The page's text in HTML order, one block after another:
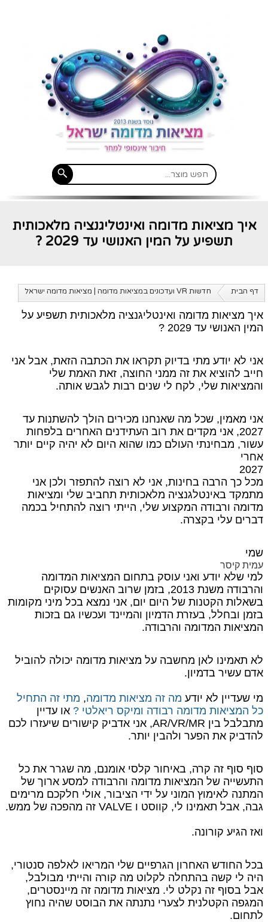
איך מציאות מדומה ואינטליגנציה מלאכותית
תשפיע על המין האנושי עד 2029 ?
דף הבית חדשות VR ועדכונים במציאות מדומה | מציאות מדומה ישראל
איך מציאות מדומה ואינטליגנציה מלאכותית תשפיע על
המין האנושי עד 2029 ?
אני לא יודע מתי בדיוק תקראו את הכתבה הזאת, אבל אני
חייב להוציא את זה ממני החוצה, זאת האמת שלי
והמציאות שלי, לקח לי שנים רבות לגבש אותה.
אני מאמין, שכל מה שאנחנו מכירים הולך להשתנות עד
2027, אני מקדים את רוב העתידנים האחרים בלפחות
עשור, מבחינתי העולם כמו שהוא היום לא יהיה קיים יותר
אחרי
2027
מכל כך הרבה בחינות, אני לא רוצה להתפזר ולכן אני
מתמקד באינטלגנציה מלאכותית תחביב שלי ומציאות
מדומה ורבודה המקצוע שלי, הייתי רוצה להתחיל בכמה
דברים עלי בקצרה.
שמי
עמית קיסר
למי שלא יודע ואני עוסק בתחום המציאות המדומה
והרבודה משנת 2013, בזמן שרוב האנשים עסוקים
בשאלות הקטנות של היום יום, אני נמצא בכל מיני מקומות
בזמן ובחלל, בעזרת הדמיון והמיינד ועכשיו גם בזכות
המציאות המדומה והרבודה.
לא תאמינו לאן מחשבה על מציאות מדומה יכולה להוביל
אדם עשיר בדמיון.
מי שעדיין לא יודע מה זה מציאות מדומה, מתי זה התחיל
כל המציאות מדומה רבודה ומיקס ריאלטי ? או עדיין
מתבלבל בין AR/VR/MR, אני אדביק קישורים שיעזרו לכם
להדביק את הפער ולהבין יותר.
סוף סוף זה קרה, באיחור קלסי אומנם, מה שגרר את כל
התעשייה של המציאות מדומה והרבודה למסע ארוך של
המתנה לאימוץ המוני על ידי הציבור, אולי חלקכם מרימים
גבה, אבל תאמינו לי, קווסט ו VALVE זה מהפכה של ממש.
ואז הגיע קורונה.
בכל החודש האחרון הגרפיים שלי המריאו לאלפה סנטורי,
היה לי קשה בהתחלה לקלוט מה קורה והייתי מבולבל,
אבל בסוף זה נקלט לי. מציאות מדומה זה מיינסטרים,
המגפה הקטלנית לצערי נתנתה את הבוסט שהיה נחוץ
לתחום.